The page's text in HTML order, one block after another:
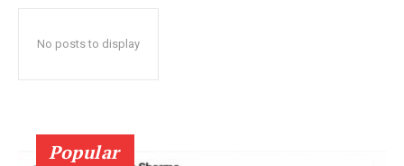
No posts to display
Popular